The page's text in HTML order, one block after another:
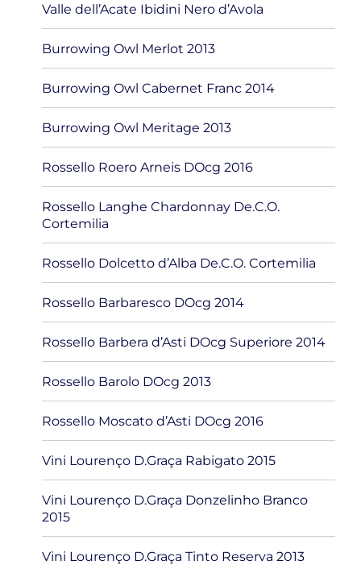
Valle dell’Acate Ibidini Nero d’Avola
Burrowing Owl Merlot 2013
Burrowing Owl Cabernet Franc 2014
Burrowing Owl Meritage 2013
Rossello Roero Arneis DOcg 2016
Rossello Langhe Chardonnay De.C.O.
Cortemilia
Rossello Dolcetto d’Alba De.C.O. Cortemilia
Rossello Barbaresco DOcg 2014
Rossello Barbera d’Asti DOcg Superiore 2014
Rossello Barolo DOcg 2013
Rossello Moscato d’Asti DOcg 2016
Vini Lourenço D.Graça Rabigato 2015
Vini Lourenço D.Graça Donzelinho Branco
2015
Vini Lourenço D.Graça Tinto Reserva 2013